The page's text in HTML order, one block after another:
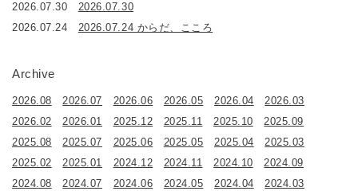
2026.07.30
2026.07.30
2026.07.24
2026.07.24 からだ、こころ
Archive
2026.08 2026.07 2026.06 2026.05 2026.04
2026.03
2026.02
2026.01 2025.12 2025.11 2025.10
2025.09
2025.08
2025.07 2025.06 2025.05 2025.04
2025.03
2025.02
2025.01 2024.12 2024.11 2024.10
2024.09
2024.08
2024.07 2024.06 2024.05 2024.04 2024.03